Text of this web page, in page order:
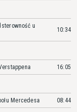
u
10:34
16:05
Mercedesa 08:44